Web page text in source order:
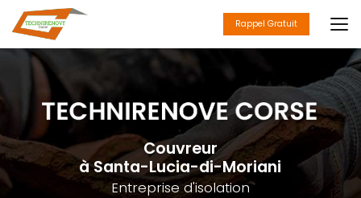
au
contenu
principal
Rappel Gratuit
Couvreur
à Santa-Lucia-di-Moriani
Entreprise d'isolation